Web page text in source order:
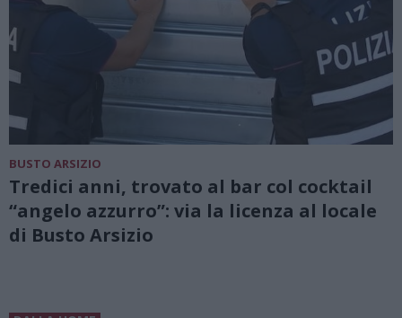
BUSTO ARSIZIO
Tredici anni, trovato al bar col cocktail
“angelo azzurro”: via la licenza al locale
di Busto Arsizio